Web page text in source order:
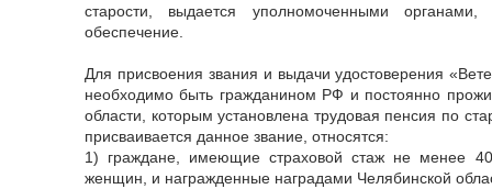
старости, выдается уполномоченными
обеспечение.
Для присвоения звания и выдачи удостоверения
необходимо быть гражданином РФ и постоянно
области, которым установлена трудовая пенсия по
присваивается данное звание, относятся:
1) граждане, имеющие страховой стаж не менее
женщин, и награжденные наградами Челябинской